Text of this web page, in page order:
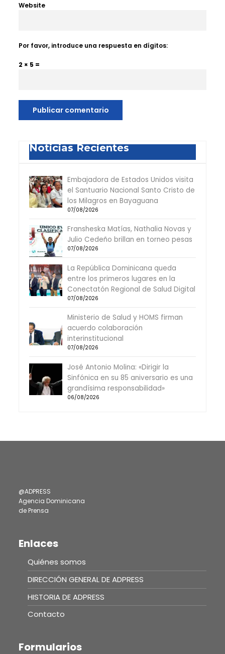
Website
Por favor, introduce una respuesta en dígitos:
2 × 5 =
Noticias Recientes
Embajadora de Estados Unidos visita
el Santuario Nacional Santo Cristo de
los Milagros en Bayaguana
07/08/2026
Fransheska Matías, Nathalia Novas y
Julio Cedeño brillan en torneo pesas
07/08/2026
La República Dominicana queda
entre los primeros lugares en la
Conectatón Regional de Salud Digital
07/08/2026
Ministerio de Salud y HOMS firman
acuerdo colaboración
interinstitucional
07/08/2026
José Antonio Molina: «Dirigir la
Sinfónica en su 85 aniversario es una
grandísima responsabilidad»
06/08/2026
@ADPRESS
Agencia Dominicana
de Prensa
Enlaces
Quiénes somos
DIRECCIÓN GENERAL DE ADPRESS
HISTORIA DE ADPRESS
Contacto
Formularios